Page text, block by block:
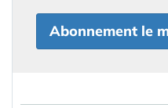
Abonnement le